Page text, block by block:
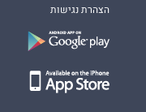
הצהרת נגישות